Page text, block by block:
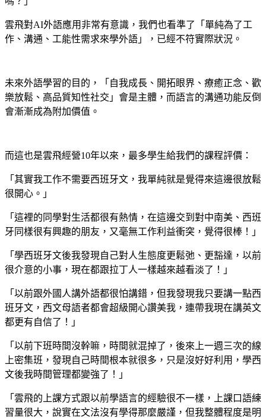
雲飛對AI外語應用非常有意識，我們也看準了「單純為了工
作、溝通、工能性需求來學外語」，已經不符實際狀況。
未來外語學習的目的，「自我成長、開拓眼界、療癒正念、歡
樂放鬆、高品質知性社交」會是主體，而語言的溝通功能反倒
會漸漸成為附加價值。
而這也是雲飛經營10年以來，最多學生給我們的課程評價：
「其實我工作不需要西班牙文，我單純就是覺得來這邊很放鬆
很開心。」
「這裡的同學對生活都很有熱情，在這邊交到對中南美、西班
牙同樣很有興趣的朋友，又毫無工作利益衝突，覺得很棒！」
「學西班牙文後我發現自己對人生態度更鬆弛、更豁達，以前
很介意的小事，現在都跟拉丁人一樣越來越看淡了！」
「以前跟外國人講外語都很怕講錯，但我發現我只要講一點西
班牙文，西文母語者都會超級開心讚美我，連帶我現在講英文
都更有自信了！」
「以前下班時間沒幹嘛，時間就混掉了，後來上一週三次的線
上密集班，發現自己時間根本就很多，只是沒好好利用，學西
文後我時間管理都變強了！」
「雲飛的上課方式跟以前學語言的經驗很不一樣，上課口語練
習量很大，說實在文法沒有學得那麼嚴謹，但我整體程度是明